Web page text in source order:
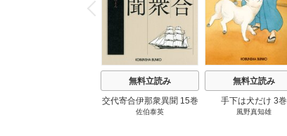
P
r
e
i
u
無料立読み
交代寄合伊那衆異聞 15巻
佐伯泰英
無料立読み
手下は犬だけ 3巻
風野真知雄